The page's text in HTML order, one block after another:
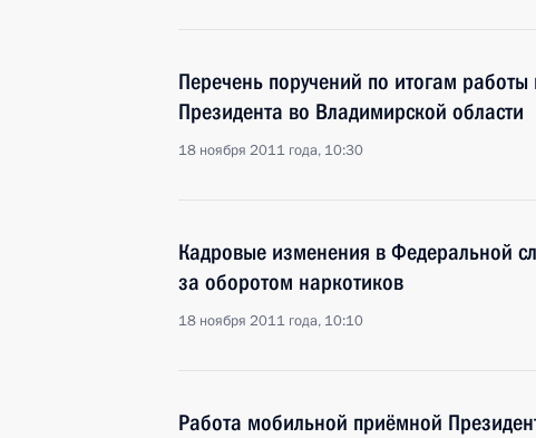
Перечень поручений по итогам
Президента во Владимирской области
18 ноября 2011 года, 10:30
Кадровые изменения в Федеральной
за оборотом наркотиков
18 ноября 2011 года, 10:10
Работа мобильной приёмной